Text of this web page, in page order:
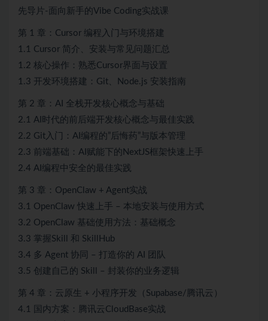
先导片-面向新手的Vibe Coding实战课
第 1 章：Cursor 编程入门与环境搭建
1.1 Cursor 简介、安装与常见问题汇总
1.2 核心操作：熟悉Cursor界面与设置
1.3 开发环境搭建：Git、Node.js 安装指南
第 2 章：AI 全栈开发核心概念与基础
2.1 AI时代的前后端开发核心概念与最佳实践
2.2 Git入门：AI编程的”后悔药”与版本管理
2.3 前端基础：AI赋能下的NextJS框架快速上手
2.4 AI编程中安全的最佳实践
第 3 章：OpenClaw + Agent实战
3.1 OpenClaw 快速上手 – 本地安装与使用方式
3.2 OpenClaw 基础使用方法：基础概念
3.3 掌握Skill 和 SkillHub
3.4 多 Agent 协同 – 打造你的 AI 团队
3.5 创建自己的 Skill – 封装你的业务逻辑
第 4 章：云原生 + 小程序开发（Supabase/腾讯云）
4.1 国内方案：腾讯云CloudBase实战